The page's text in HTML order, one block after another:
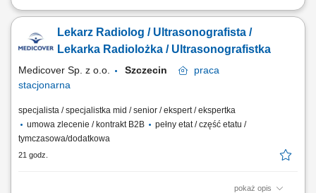
Będziesz odpowiedzialny/-a za: wykonywanie i opis badań USG ​​
ekipy medycznej i stań się #bohaterem opieki zdrowotnej! Szukamy
Ciebie, jeśli​: ukończyłeś/-aś specjalizację lub jesteś w jej trakcie
Lekarz Radiolog / Ultrasonografista /
Lekarka Radiolożka / Ultrasonografistka
Medicover Sp. z o.o. Szczecin
praca
stacjonarna
specjalista / specjalistka mid / senior / ekspert / ekspertka
umowa zlecenie / kontrakt B2B
pełny etat / część etatu /
tymczasowa/dodatkowa
21 godz.
pokaż opis